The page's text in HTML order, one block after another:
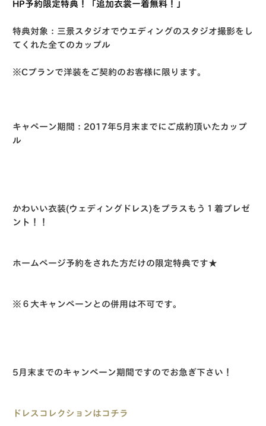
HP予約限定特典！「追加衣裳一着無料！」
特典対象：三景スタジオでウエディングのスタジオ撮影をし
てくれた全てのカップル
※Cプランで洋装をご契約のお客様に限ります。
キャペーン期間：2017年5月末までにご成約頂いたカップ
ル
かわいい衣装(ウェディングドレス)をプラスもう１着プレゼ
ント！！
ホームページ予約をされた方だけの限定特典です★
※６大キャンペーンとの併用は不可です。
5月末までのキャンペーン期間ですのでお急ぎ下さい！
ドレスコレクションはコチラ